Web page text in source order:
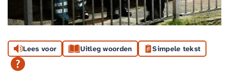
Lees voor Uitleg woorden Simpele tekst